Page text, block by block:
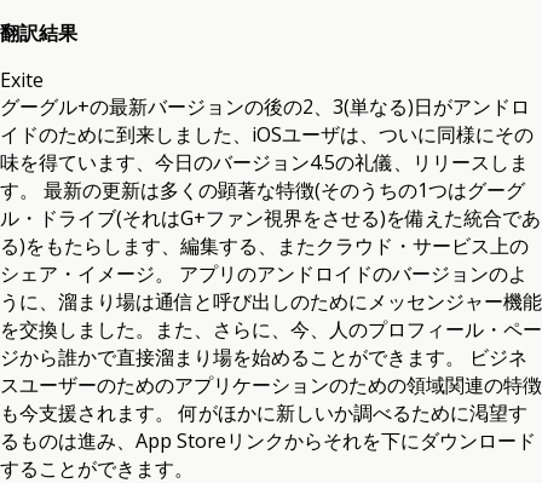
翻訳結果
Exite
グーグル+の最新バージョンの後の2、3(単なる)日がアンドロ
イドのために到来しました、iOSユーザは、ついに同様にその
味を得ています、今日のバージョン4.5の礼儀、リリースしま
す。 最新の更新は多くの顕著な特徴(そのうちの1つはグーグ
ル・ドライブ(それはG+ファン視界をさせる)を備えた統合であ
る)をもたらします、編集する、またクラウド・サービス上の
シェア・イメージ。 アプリのアンドロイドのバージョンのよ
うに、溜まり場は通信と呼び出しのためにメッセンジャー機能
を交換しました。また、さらに、今、人のプロフィール・ペー
ジから誰かで直接溜まり場を始めることができます。 ビジネ
スユーザーのためのアプリケーションのための領域関連の特徴
も今支援されます。 何がほかに新しいか調べるために渇望す
るものは進み、App Storeリンクからそれを下にダウンロード
することができます。